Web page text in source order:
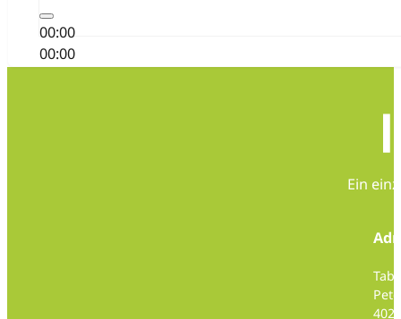
00:00
00:00
Ein